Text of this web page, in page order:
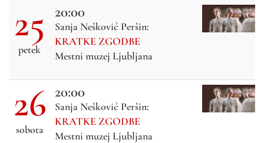
25
petek
20:00
Sanja Nešković Peršin:
KRATKE ZGODBE
Mestni muzej Ljubljana
26
sobota
20:00
Sanja Nešković Peršin:
KRATKE ZGODBE
Mestni muzej Ljubljana